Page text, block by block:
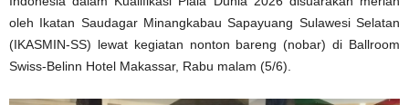
oleh Ikatan Saudagar Minangkabau Sapayuang Sulawesi Selatan
(IKASMIN-SS) lewat kegiatan nonton bareng (nobar) di Ballroom
Swiss-Belinn Hotel Makassar, Rabu malam (5/6).